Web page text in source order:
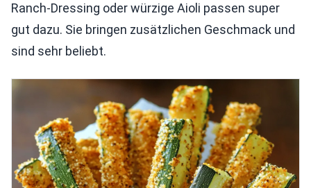
Ranch-Dressing oder würzige Aioli passen super
gut dazu. Sie bringen zusätzlichen Geschmack und
sind sehr beliebt.